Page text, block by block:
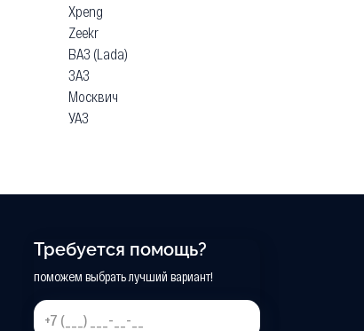
Xpeng
Zeekr
ВАЗ (Lada)
ЗАЗ
Москвич
УАЗ
Требуется помощь?
поможем выбрать лучший вариант!